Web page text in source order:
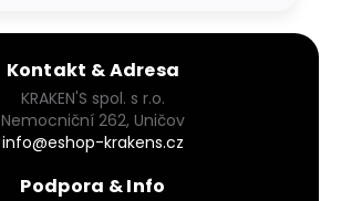
Kontakt & Adresa
KRAKEN'S spol. s r.o.
Nemocniční 262, Uničov
info@eshop-krakens.cz
Podpora & Info